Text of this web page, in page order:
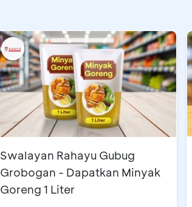
Swalayan Rahayu Gubug
Grobogan - Dapatkan Minyak
Goreng 1 Liter